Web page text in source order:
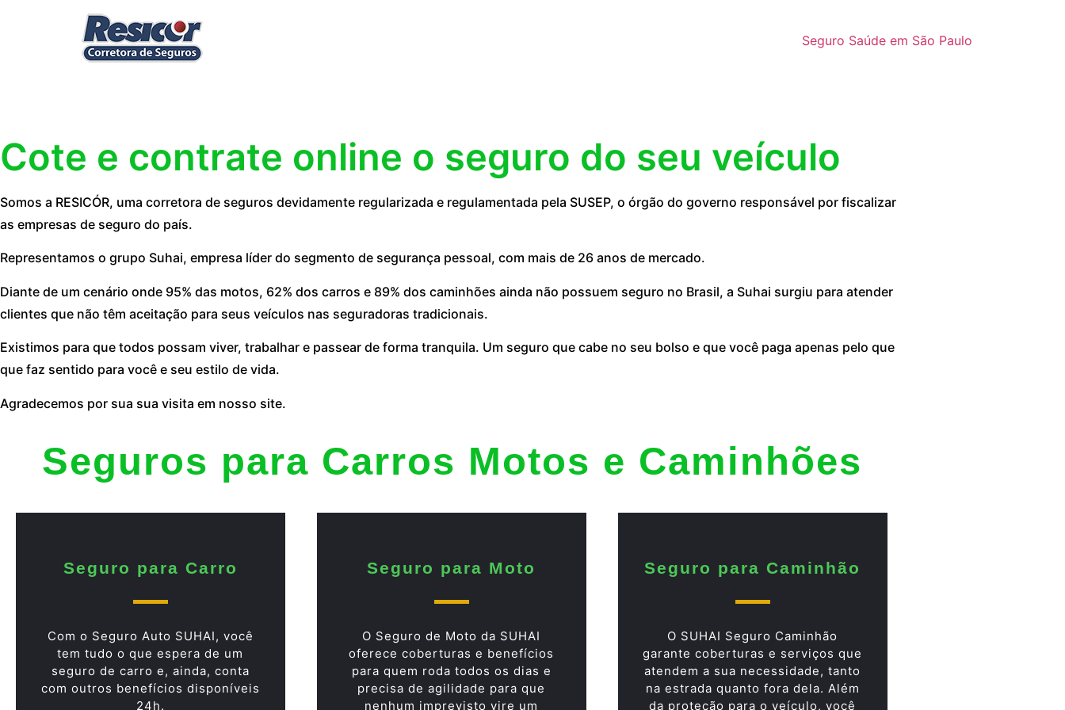
Seguro Saúde em São Paulo
Cote e contrate online o seguro do seu veículo
Somos a RESICÓR, uma corretora de seguros devidamente regularizada e regulamentada pela SUSEP, o órgão do governo responsável por fiscalizar
as empresas de seguro do país.
Representamos o grupo Suhai, empresa líder do segmento de segurança pessoal, com mais de 26 anos de mercado.
Diante de um cenário onde 95% das motos, 62% dos carros e 89% dos caminhões ainda não possuem seguro no Brasil, a Suhai surgiu para atender
clientes que não têm aceitação para seus veículos nas seguradoras tradicionais.
Existimos para que todos possam viver, trabalhar e passear de forma tranquila. Um seguro que cabe no seu bolso e que você paga apenas pelo que
que faz sentido para você e seu estilo de vida.
Agradecemos por sua sua visita em nosso site.
Seguros para Carros Motos e Caminhões
Seguro para Carro
Com o Seguro Auto SUHAI, você
tem tudo o que espera de um
seguro de carro e, ainda, conta
com outros benefícios disponíveis
24h.
Seguro para Moto
O Seguro de Moto da SUHAI
oferece coberturas e benefícios
para quem roda todos os dias e
precisa de agilidade para que
nenhum imprevisto vire um
Seguro para Caminhão
O SUHAI Seguro Caminhão
garante coberturas e serviços que
atendem a sua necessidade, tanto
na estrada quanto fora dela. Além
da proteção para o veículo, você